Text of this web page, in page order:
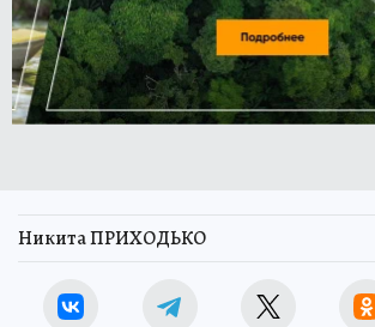
Никита ПРИХОДЬКО